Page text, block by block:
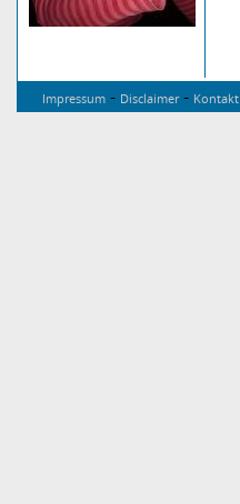
Impressum - Disclaimer- Kontakt